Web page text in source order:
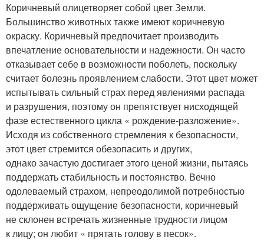
Коричневый олицетворяет собой цвет Земли.
Большинство животных также имеют коричневую
окраску. Коричневый предпочитает производить
впечатление основательности и надежности. Он часто
отказывает себе в возможности поболеть, поскольку
считает болезнь проявлением слабости. Этот цвет может
испытывать сильный страх перед явлениями распада
и разрушения, поэтому он препятствует нисходящей
фазе естественного цикла « рождение-разложение».
Исходя из собственного стремления к безопасности,
этот цвет стремится обезопасить и других,
однако зачастую достигает этого ценой жизни, пытаясь
поддержать стабильность и постоянство. Вечно
одолеваемый страхом, непреодолимой потребностью
поддерживать ощущение безопасности, коричневый
не склонен встречать жизненные трудности лицом
к лицу; он любит « прятать голову в песок».